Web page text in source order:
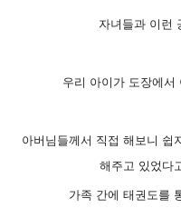
자녀들과 이런
우리 아이가 도장에서
아버님들께서 직접 해보니 쉽
해주고 있었다
가족 간에 태권도를